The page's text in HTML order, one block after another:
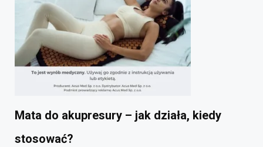
Mata do akupresury – jak działa, kiedy
stosować?